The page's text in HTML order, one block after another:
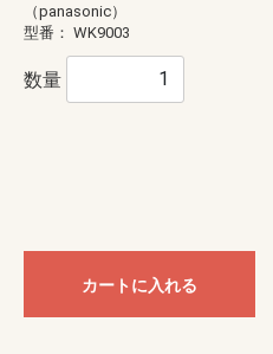
（panasonic）
型番： WK9003
数量
カートに入れる